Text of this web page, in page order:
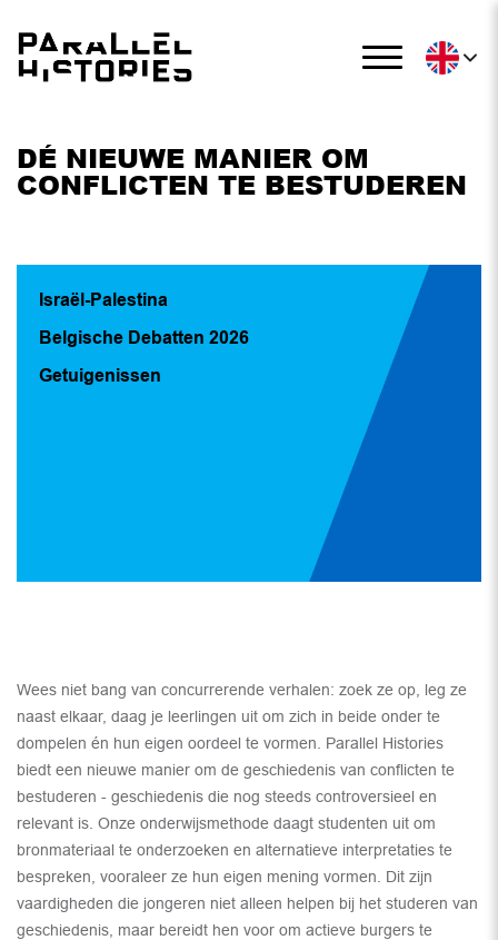
DÉ NIEUWE MANIER OM
CONFLICTEN TE BESTUDEREN
Israël-Palestina
Belgische Debatten 2026
Getuigenissen
Wees niet bang van concurrerende verhalen: zoek ze op, leg ze
naast elkaar, daag je leerlingen uit om zich in beide onder te
dompelen én hun eigen oordeel te vormen. Parallel Histories
biedt een nieuwe manier om de geschiedenis van conflicten te
bestuderen - geschiedenis die nog steeds controversieel en
relevant is. Onze onderwijsmethode daagt studenten uit om
bronmateriaal te onderzoeken en alternatieve interpretaties te
bespreken, vooraleer ze hun eigen mening vormen. Dit zijn
vaardigheden die jongeren niet alleen helpen bij het studeren van
geschiedenis, maar bereidt hen voor om actieve burgers te